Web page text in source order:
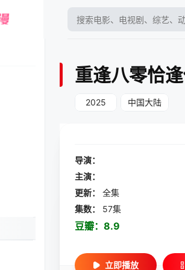
重逢八零恰
2025 中国大陆
导演：
主演：
更新：
全集
集数：
57集
豆瓣： 8.9
立即播放